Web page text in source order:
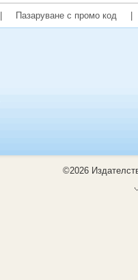
Пазаруване с промо код
©2026